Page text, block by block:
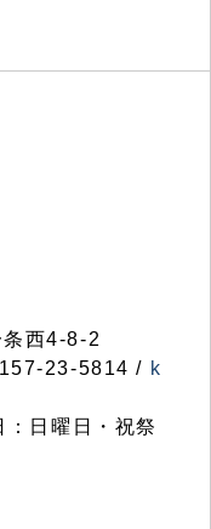
西4-8-2
23-5814 / k
日曜日・祝祭